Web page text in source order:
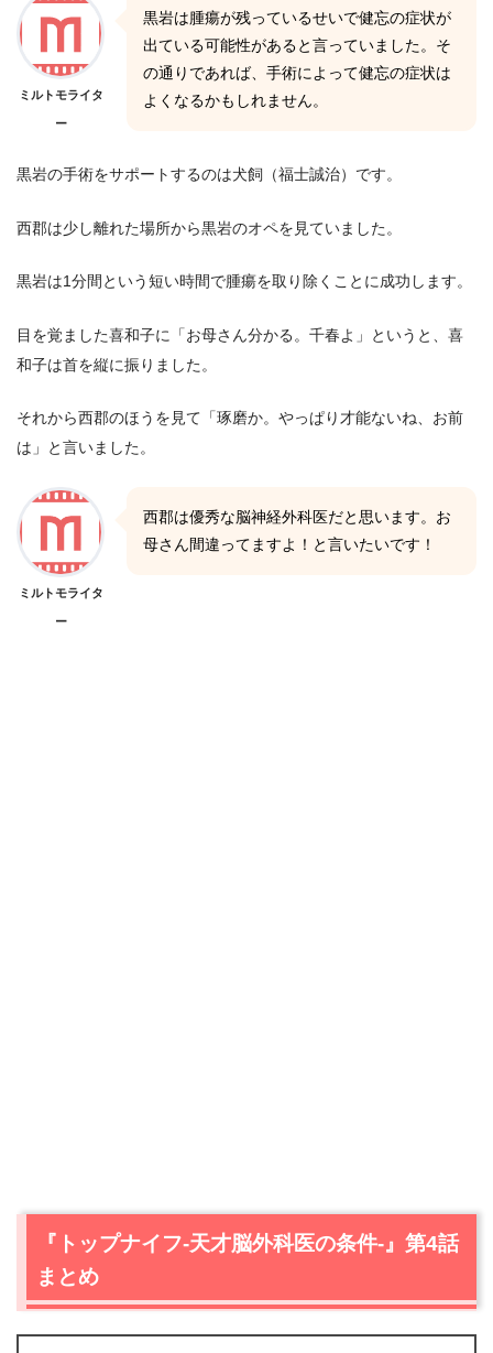
ミルトモライタ
ー
黒岩は腫瘍が残っているせいで健忘の症状が
出ている可能性があると言っていました。そ
の通りであれば、手術によって健忘の症状は
よくなるかもしれません。
黒岩の手術をサポートするのは犬飼（福士誠治）です。
西郡は少し離れた場所から黒岩のオペを見ていました。
黒岩は1分間という短い時間で腫瘍を取り除くことに成功します。
目を覚ました喜和子に「お母さん分かる。千春よ」というと、喜
和子は首を縦に振りました。
それから西郡のほうを見て「琢磨か。やっぱり才能ないね、お前
は」と言いました。
ミルトモライタ
ー
西郡は優秀な脳神経外科医だと思います。お
母さん間違ってますよ！と言いたいです！
『トップナイフ-天才脳外科医の条件-』第4話
まとめ